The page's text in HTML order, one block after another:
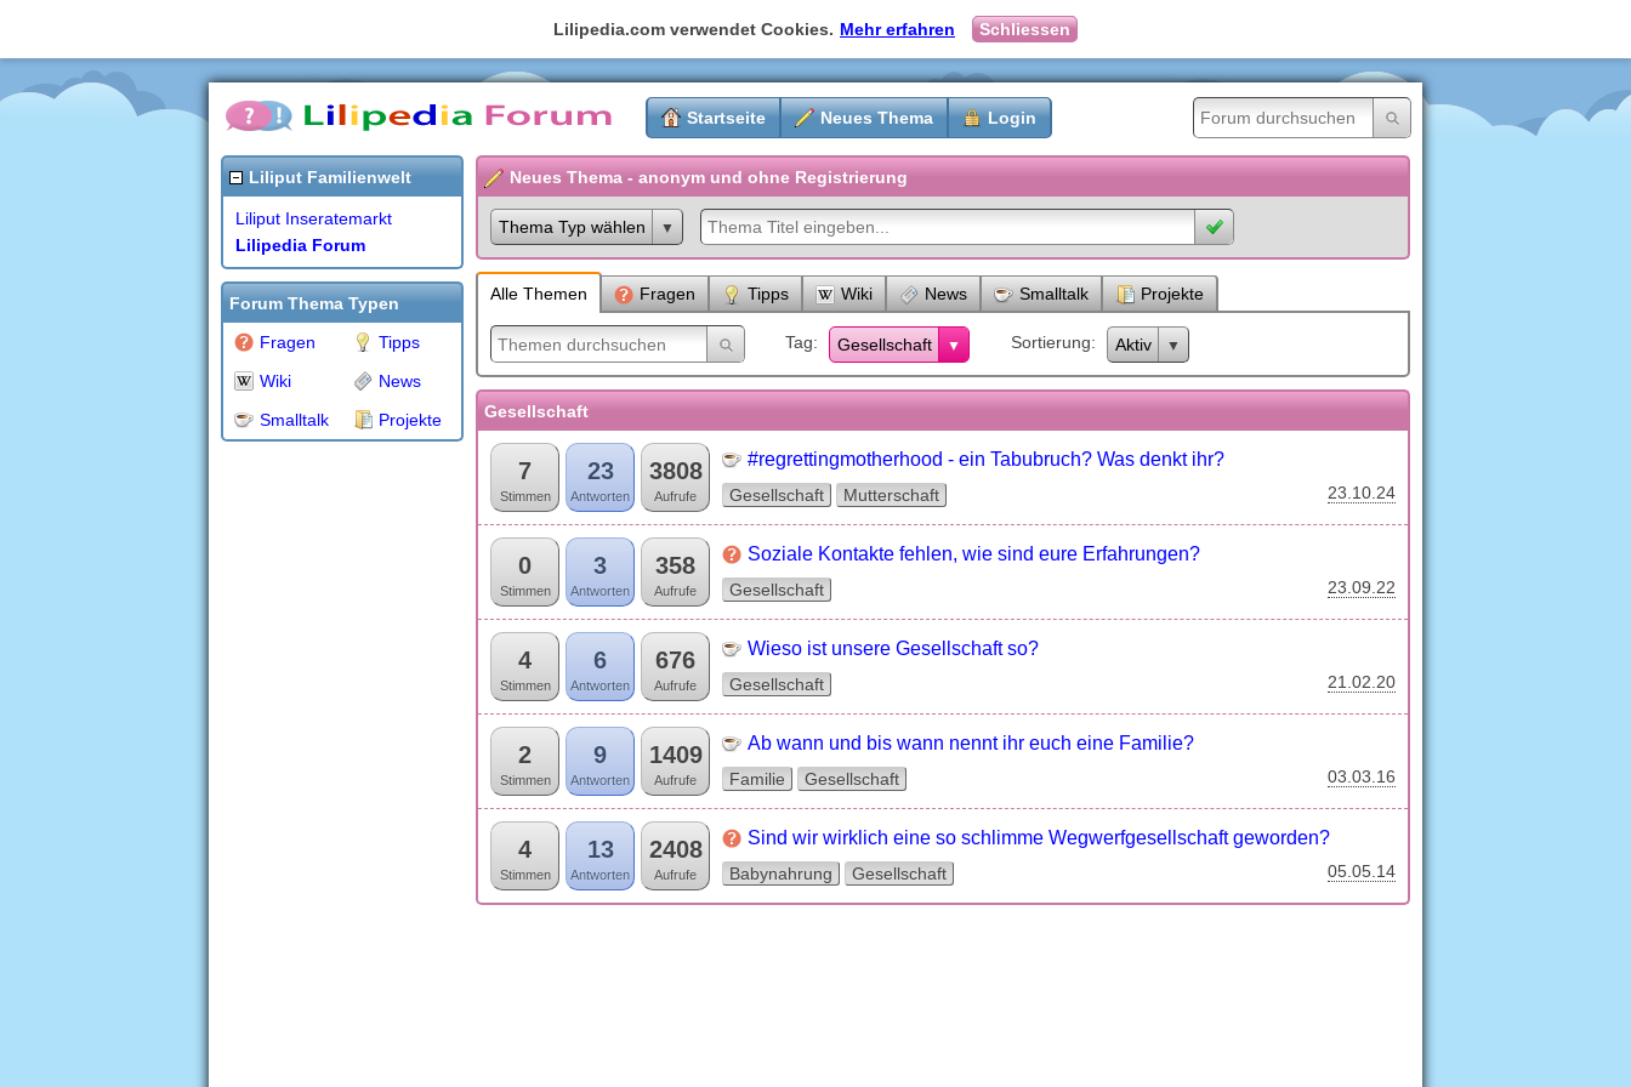
Lilipedia.com verwendet Cookies. Mehr erfahren Schliessen
Startseite Neues Thema Login
Liliput Familienwelt
Liliput Inseratemarkt
Lilipedia Forum
Forum Thema Typen
Fragen
Tipps
Wiki
News
Smalltalk
Projekte
Neues Thema - anonym und ohne Registrierung
Thema Typ wählen
Alle Themen Fragen Tipps Wiki News Smalltalk Projekte
Tag Gesellschaft Sortierung Aktiv
Gesellschaft
7
Stimmen
23
Antworten
3808
Aufrufe
#regrettingmotherhood - ein Tabubruch? Was denkt ihr?
Gesellschaft Mutterschaft 23.10.24
0
Stimmen
3
Antworten
358
Aufrufe
Soziale Kontakte fehlen, wie sind eure Erfahrungen?
Gesellschaft 23.09.22
4
Stimmen
6
Antworten
676
Aufrufe
Wieso ist unsere Gesellschaft so?
Gesellschaft 21.02.20
2
Stimmen
9
Antworten
1409
Aufrufe
Ab wann und bis wann nennt ihr euch eine Familie?
Familie Gesellschaft 03.03.16
4
Stimmen
13
Antworten
2408
Aufrufe
Sind wir wirklich eine so schlimme Wegwerfgesellschaft geworden?
Babynahrung Gesellschaft 05.05.14